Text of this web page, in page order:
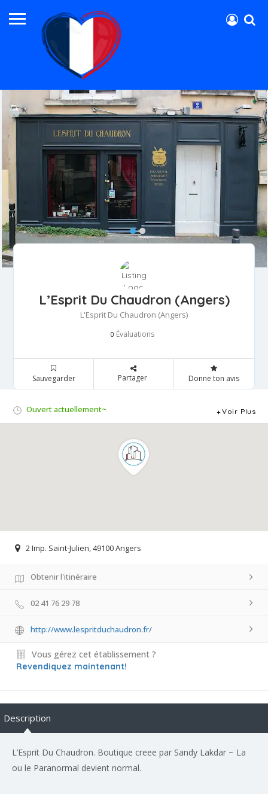
L’Esprit Du Chaudron (Angers)
L'Esprit Du Chaudron (Angers)
0 Évaluations
Sauvegarder Partager Donne ton avis
Ouvert actuellement~ Voir Plus
2 Imp. Saint-Julien, 49100 Angers
Obtenir l'itinéraire
02 41 76 29 78
http://www.lespritduchaudron.fr/
Vous gérez cet établissement ?
Revendiquez maintenant!
Description
L’Esprit Du Chaudron. Boutique creee par Sandy Lakdar ~ La
ou le Paranormal devient normal.